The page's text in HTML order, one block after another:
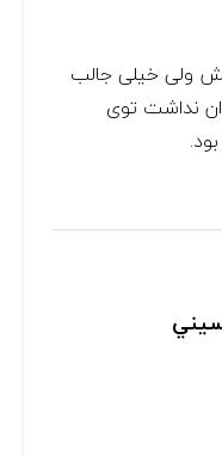
ولی خیلی جالب
نداشت توی